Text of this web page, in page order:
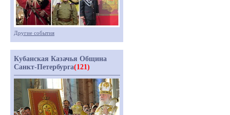
Другие события
Кубанская Казачья Община
Санкт-Петербурга(121)